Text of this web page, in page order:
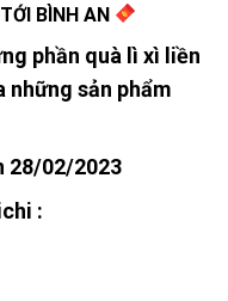
BÌNH AN
phần quà lì xì liền
những sản phẩm
28/02/2023
: